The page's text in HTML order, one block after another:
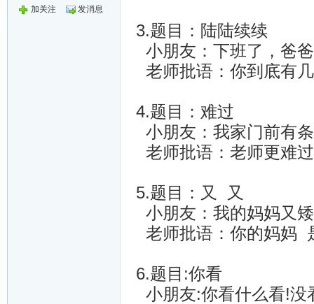
加关注
发消息
3.题目：陆陆续续
小朋友：下班了，爸
老师批语：你到底有
4.题目：难过
小朋友：我家门前有
老师批语：老师更难过
5.题目：又 又
小朋友：我的妈妈又
老师批语：你的妈妈
6.题目:你看
小朋友:你看什么看!没